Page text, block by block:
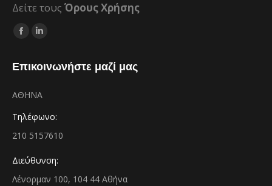
Δείτε τους Όρους Χρήσης
Facebook
opens
new
window
Linkedin
opens
new
window
Επικοινωνήστε μαζί μας
ΑΘΗΝΑ
Τηλέφωνο:
210 5157610
Διεύθυνση:
Λένορμαν 100, 104 44 Αθήνα